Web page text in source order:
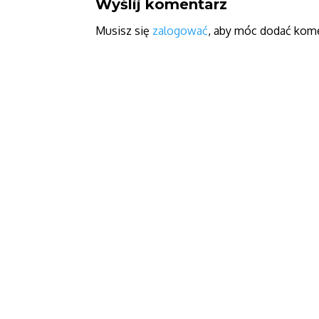
Wyślij komentarz
Musisz się zalogować, aby móc dodać